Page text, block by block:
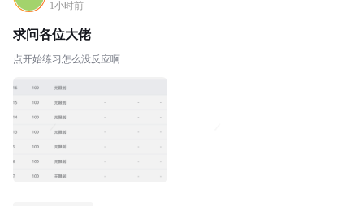
1小时前
求问各位大佬
点开始练习怎么没反应啊